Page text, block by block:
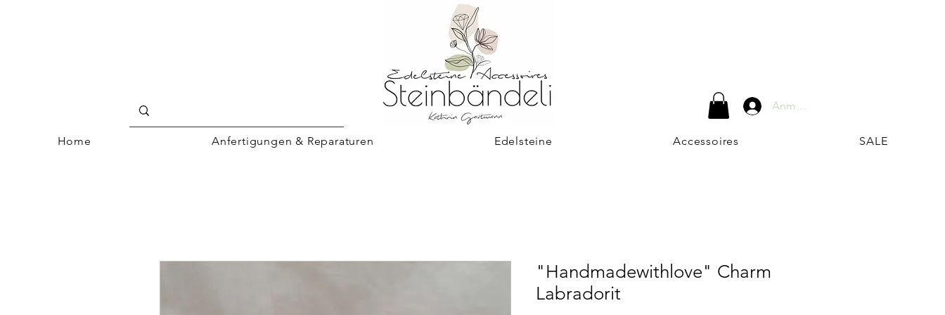
Anmelden
Home Anfertigungen & Reparaturen Edelsteine Accessoires SALE
"Handmadewithlove" Charm
Labradorit